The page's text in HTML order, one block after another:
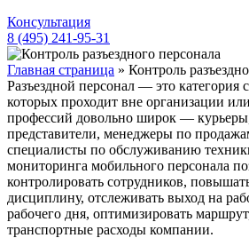
Консультация
8 (495) 241-95-31
Главная страница » Контроль
Разъездной персонал — это категория
которых проходит вне организации
профессий довольно широк —
представители, менеджеры по
специалисты по обслуживанию
мониторинга мобильного персонала
контролировать сотрудников,
дисциплину, отслеживать выход на
рабочего дня, оптимизировать
транспортные расходы компании.